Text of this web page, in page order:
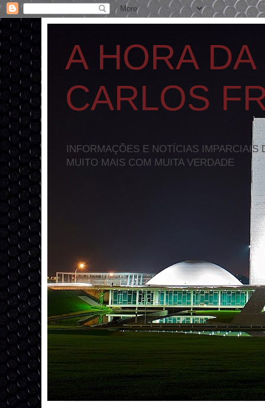
A HORA
CARLOS
INFORMAÇÕES E NOTÍCIAS
MUITO MAIS COM MUITA VERDADE